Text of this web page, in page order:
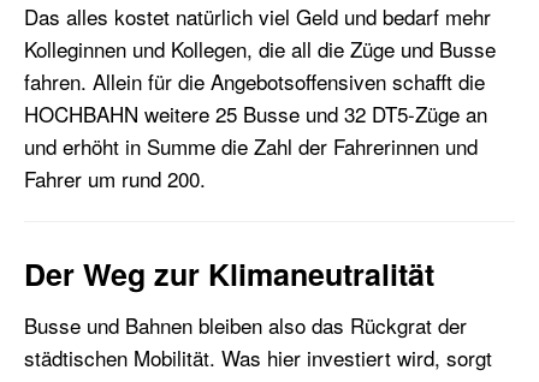
Das alles kostet natürlich viel Geld und bedarf mehr
Kolleginnen und Kollegen, die all die Züge und Busse
fahren. Allein für die Angebotsoffensiven schafft die
HOCHBAHN weitere 25 Busse und 32 DT5-Züge an
und erhöht in Summe die Zahl der Fahrerinnen und
Fahrer um rund 200.
Der Weg zur Klimaneutralität
Busse und Bahnen bleiben also das Rückgrat der
städtischen Mobilität. Was hier investiert wird, sorgt